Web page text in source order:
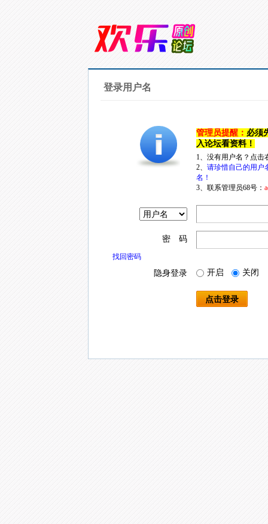
登录用户名
管理员提醒： 必须
入论坛看资料！
1、没有用户名？点
2、 请珍惜自己的用户
名！
3、联系管理员68号：
密 码
找回密码
隐身登录 开启 关闭
点击登录